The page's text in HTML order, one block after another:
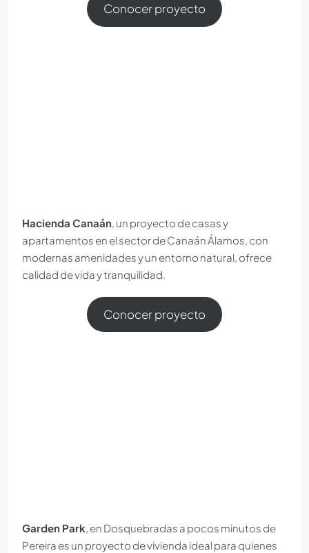
Conocer proyecto
Hacienda Canaán , un proyecto de casas y
apartamentos en el sector de Canaán Álamos, con
modernas amenidades y un entorno natural, ofrece
calidad de vida y tranquilidad.
Conocer proyecto
Garden Park, en Dosquebradas a pocos minutos de
Pereira es un proyecto de vivienda ideal para quienes